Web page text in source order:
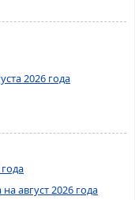
2026 года
август 2026 года